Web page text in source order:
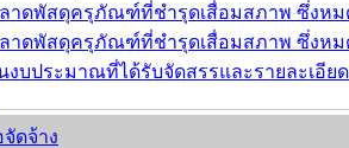
าดพัสดุครุภัณฑ์ที่ชำรุดเสื่อมสภาพ ซึ่งหม
าดพัสดุครุภัณฑ์ที่ชำรุดเสื่อมสภาพ ซึ่งหม
นงบประมาณที่ได้รับจัดสรรและรายละเอี
ดจ้าง